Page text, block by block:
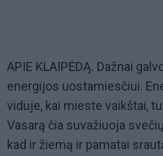
APIE KLAIPĖDĄ. Dažnai
energijos uostamiesčiui.
viduje, kai mieste vaikštai,
Vasarą čia suvažiuoja
kad ir žiemą ir pamatai